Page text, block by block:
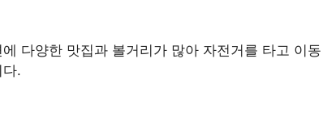
다양한 맛집과 볼거리가 많아 자전거를 타고 이동
.